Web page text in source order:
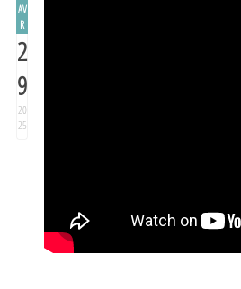
AV
R
2
9
20
25